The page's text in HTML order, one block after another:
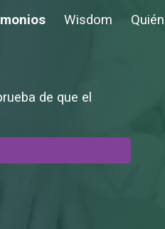
Wisdom
de que el